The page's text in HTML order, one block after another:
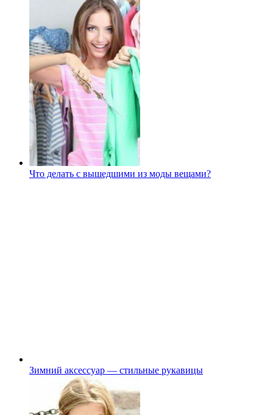
Что делать с вышедшими из моды вещами?
Зимний аксессуар — стильные рукавицы